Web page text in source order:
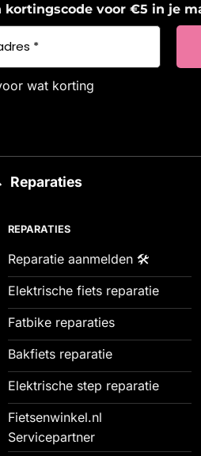
voor €5 in je
wat korting
Reparaties
REPARATIES
Reparatie aanmelden 🛠️
Elektrische fiets reparatie
Fatbike reparaties
Bakfiets reparatie
Elektrische step reparatie
Fietsenwinkel.nl
Servicepartner